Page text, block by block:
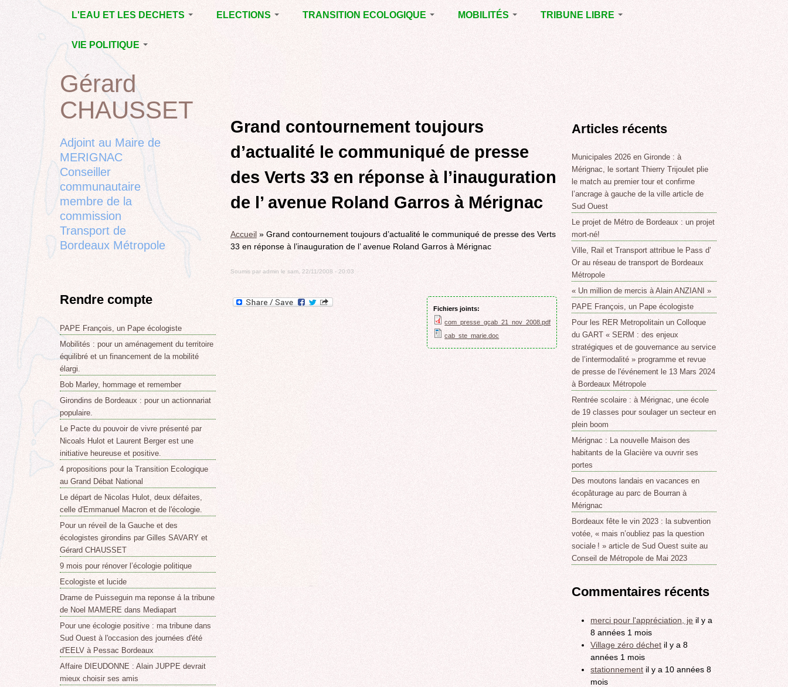
L'EAU ET LES DECHETS
ECONOMIE D’EAU,
SAGE, SÉCHERESSE
LA GESTION DES
DECHETS
CONTRAT DE L'EAU,
POLLUTIONS
ELECTIONS
DÉPARTEMENTALES
RUBRIQUE EN
CHANTIER ET A
COMPLETER
TRANSITION ECOLOGIQUE
LA LUTTE CONTRE
BIODIVERSITE,
ENVIRONNEMENT,
URBANISME
MOBILITÉS
VOIRIE DOMAINE
LE TRAMWAY REJOINT
MÉRIGNAC :
INAUGURATION,
REVUE DE PRESSE
POLITIQUE CYCLABLE,
MARCHE
GRAND
CONTOURNEMENT DE
BORDEAUX
TRAMWAY, RER
METROPOLITAIN,
TRANSPORT
COLLECTIF
ROCADE VDO
TRIBUNE LIBRE
POINT DE VUE
VIE POLITIQUE
L’ACTION POLITIQUE À
MÉRIGNAC
BORDEAUX
METROPOLE
EMPLOI, SOLIDARITES
ELECTIONS,
RUBRIQUES
DIVERSES, PETITES
PHRASES..
to
top
Grand contournement toujours
d’actualité le communiqué de presse
des Verts 33 en réponse à l’inauguration
de l’ avenue Roland Garros à Mérignac
Accueil » Grand contournement toujours d’actualité le communiqué de presse des Verts
33 en réponse à l’inauguration de l’ avenue Roland Garros à Mérignac
Soumis par admin le sam, 22/11/2008 - 20:03
Fichiers joints:
com_presse_gcab_21_nov_2008.pdf
cab_ste_marie.doc
Back
to
top
Gérard
CHAUSSET
Adjoint au Maire de
MERIGNAC
Conseiller
communautaire
membre de la
commission
Transport de
Bordeaux Métropole
Rendre compte
PAPE François, un Pape écologiste
Mobilités : pour un aménagement du territoire
équilibré et un financement de la mobilité
élargi.
Bob Marley, hommage et remember
Girondins de Bordeaux : pour un actionnariat
populaire.
Le Pacte du pouvoir de vivre présenté par
Nicoals Hulot et Laurent Berger est une
initiative heureuse et positive.
4 propositions pour la Transition Ecologique
au Grand Débat National
Le départ de Nicolas Hulot, deux défaites,
celle d'Emmanuel Macron et de l'écologie.
Pour un réveil de la Gauche et des
écologistes girondins par Gilles SAVARY et
Gérard CHAUSSET
9 mois pour rénover l’écologie politique
Ecologiste et lucide
Drame de Puisseguin ma reponse á la tribune
de Noel MAMERE dans Mediapart
Pour une écologie positive : ma tribune dans
Sud Ouest à l'occasion des journées d'été
d'EELV à Pessac Bordeaux
Affaire DIEUDONNE : Alain JUPPE devrait
mieux choisir ses amis
Articles récents
Municipales 2026 en Gironde : à
Mérignac, le sortant Thierry Trijoulet plie
le match au premier tour et confirme
l’ancrage à gauche de la ville article de
Sud Ouest
Le projet de Métro de Bordeaux : un projet
mort-né!
Ville, Rail et Transport attribue le Pass d’
Or au réseau de transport de Bordeaux
Métropole
« Un million de mercis à Alain ANZIANI »
PAPE François, un Pape écologiste
Pour les RER Metropolitain un Colloque
du GART « SERM : des enjeux
stratégiques et de gouvernance au service
de l’intermodalité » programme et revue
de presse de l'événement le 13 Mars 2024
à Bordeaux Métropole
Rentrée scolaire : à Mérignac, une école
de 19 classes pour soulager un secteur en
plein boom
Mérignac : La nouvelle Maison des
habitants de la Glacière va ouvrir ses
portes
Des moutons landais en vacances en
écopâturage au parc de Bourran à
Mérignac
Bordeaux fête le vin 2023 : la subvention
votée, « mais n’oubliez pas la question
sociale ! » article de Sud Ouest suite au
Conseil de Métropole de Mai 2023
Commentaires récents
merci pour l'appréciation, je il y a
8 années 1 mois
Village zéro déchet il y a 8
années 1 mois
stationnement il y a 10 années 8
mois